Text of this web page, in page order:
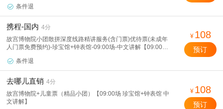
 条件退
携程-国内 4分
故宫博物院小团散拼深度线路精讲服务(含门票)优待票(未成年
人门票免费预约)-珍宝馆+钟表馆-09:00场-中文讲解【09:00场
 条件退
¥ 108
预订
去哪儿直销 4分
故宫博物院+儿童票（精品小团）【09:00场 珍宝馆+钟表馆 中
文讲解】
¥ 108
预订